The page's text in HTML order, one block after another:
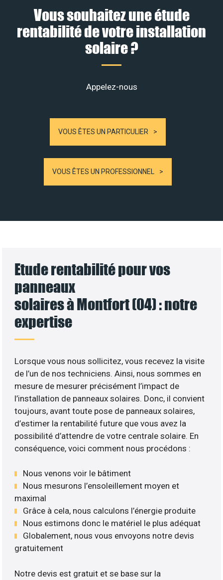
Vous souhaitez une étude
rentabilité de votre installation
solaire ?
Appelez-nous
VOUS ÊTES UN PARTICULIER
VOUS ÊTES UN PROFESSIONNEL
Etude rentabilité pour vos
panneaux
solaires à Montfort (04) : notre
expertise
Lorsque vous nous sollicitez, vous recevez la visite
de l’un de nos techniciens. Ainsi, nous sommes en
mesure de mesurer précisément l’impact de
l’installation de panneaux solaires. Donc, il convient
toujours, avant toute pose de panneaux solaires,
d’estimer la rentabilité future que vous avez la
possibilité d’attendre de votre centrale solaire. En
conséquence, voici comment nous procédons :
Nous venons voir le bâtiment
Nous mesurons l’ensoleillement moyen et
maximal
Grâce à cela, nous calculons l’énergie produite
Nous estimons donc le matériel le plus adéquat
Globalement, nous vous envoyons notre devis
gratuitement
Notre devis est gratuit et se base sur la